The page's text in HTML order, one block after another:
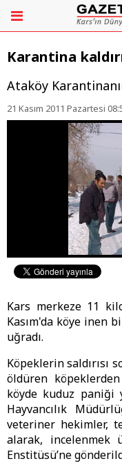
Karantina
Ataköy
21 Kasım 2011 Pazartesi
Kars merkeze 11
Kasım'da köye inen
uğradı.
Köpeklerin saldırısı
öldüren
köyde kuduz paniği
Hayvancılık
veteriner hekimler,
alarak, incelenmek
Enstitüsü’ne